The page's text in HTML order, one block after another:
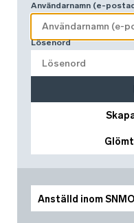
Anställd inom SNMO
Användarnamn (e-
Lösenord